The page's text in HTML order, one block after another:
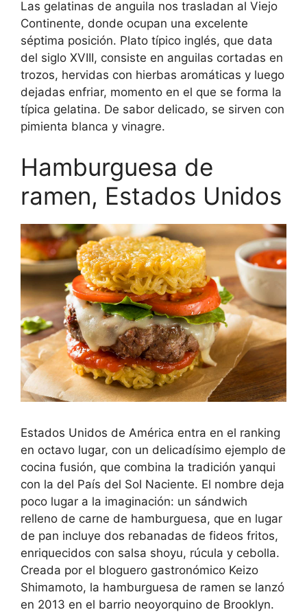
Las gelatinas de anguila nos trasladan al Viejo
Continente, donde ocupan una excelente
séptima posición. Plato típico inglés, que data
del siglo XVIII, consiste en anguilas cortadas en
trozos, hervidas con hierbas aromáticas y luego
dejadas enfriar, momento en el que se forma la
típica gelatina. De sabor delicado, se sirven con
pimienta blanca y vinagre.
Hamburguesa de
ramen, Estados Unidos
Estados Unidos de América entra en el ranking
en octavo lugar, con un delicadísimo ejemplo de
cocina fusión, que combina la tradición yanqui
con la del País del Sol Naciente. El nombre deja
poco lugar a la imaginación: un sándwich
relleno de carne de hamburguesa, que en lugar
de pan incluye dos rebanadas de fideos fritos,
enriquecidos con salsa shoyu, rúcula y cebolla.
Creada por el bloguero gastronómico Keizo
Shimamoto, la hamburguesa de ramen se lanzó
en 2013 en el barrio neoyorquino de Brooklyn.